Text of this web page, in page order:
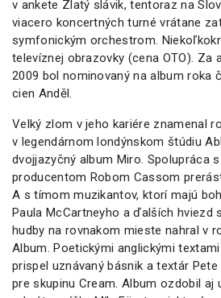
v ankete Zlatý slávik, tentoraz na
viacero koncertných turné vrátane
symfonickým orchestrom.
televíznej obrazovky (cena OTO). Za
2009 bol nominovaný na album roka
cien Anděl.
Velký zlom v jeho kariére znamenal
v legendárnom londýnskom štúdiu
dvojjazyčný album Miro. Spolupráca
producentom Robom Cassom
A s tímom muzikantov, ktorí majú
Paula McCartneyho a ďalších hviezd
hudby na rovnakom mieste nahral v
Album. Poetickými anglickými
prispel uznávaný básnik a textár
pre skupinu Cream. Album ozdobil aj